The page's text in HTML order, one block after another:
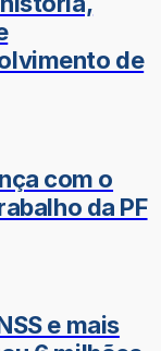
de
com o
da PF
e mais